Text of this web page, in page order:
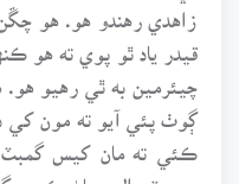
زاهدي رهندو هو. هو
قيدر ياد ٿو پوي ته هو
چيئرمين به ٿي رهيو
ڳوٺ پئي آيو ته مون کي
ڪئي ته مان کيس گمبٽ
پوءِ پٽيوالو ساڻ